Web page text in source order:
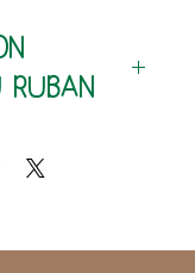
RUBAN
- 40% latex